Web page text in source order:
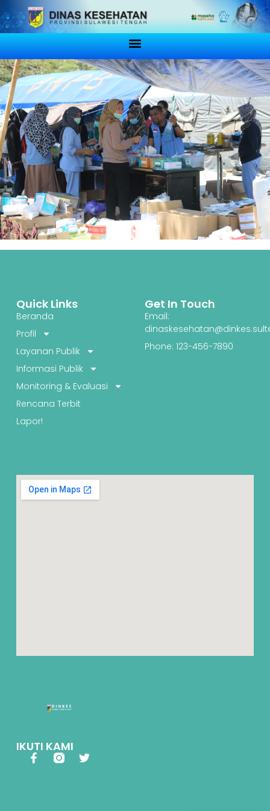
IKUTI KAMI
Quick Links
Beranda
Profil
Layanan Publik
Informasi Publik
Monitoring & Evaluasi
Rencana Terbit
Lapor!
Get In Touch
Email:
Phone: 123-456-7890